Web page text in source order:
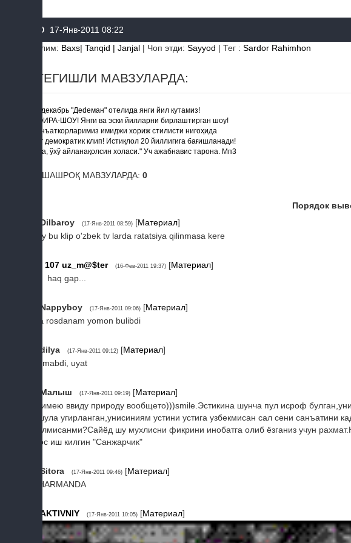
17-Янв-2011 08:22
Бўлим: Baxs| Tanqid | Janjal | Чоп этди: Sayyod | Тег : Sardor Rahimhon
ТЕГИШЛИ МАВЗУЛАРДА:
31 декабрь "Деdеман" отелида янги йил кутамиз!
ШОИРА-ШОУ! Янги ва эски йилларни бирлаштирган шоу!
Санъаткорларимиз имиджи хориж стилисти нигоҳида
Энг демократик клип! Истиқлол 20 йиллигига бағишланади!
"Аха, ўхў айланақолсин холаси." Уч ажабнавис тарона. Мп3
ЎХШАШРОҚ МАВЗУЛАРДА: 0
Порядок
Dilbaroy (17-Янв-2011 08:59) [Материал]
voy bu klip o'zbek tv larda ratatsiya qilinmasa kere
107 uz_m@$ter (16-Фев-2011 19:37) [Материал]
haq gap...
Nappyboy (17-Янв-2011 09:06) [Материал]
Ha rosdanam yomon bulibdi
dilya (17-Янв-2011 09:12) [Материал]
bumabdi, uyat
Малыш (17-Янв-2011 09:19) [Материал]
Я имею ввиду природу вообщето)))smile.Эстикина шунча пул исроф
ашула угирланган,унисиниям устини устига узбекмисан сал сени санъатини
уялмисанми?Сайёд шу мухлисни фикрини инобатга олиб ёзганиз учун
мос иш килгин "Санжарчик"
Sitora (17-Янв-2011 09:46) [Материал]
SHARMANDA
AKTIVNIY (17-Янв-2011 10:05) [Материал]